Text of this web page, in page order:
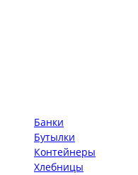
Банки
Бутылки
Контейнеры
Хлебницы